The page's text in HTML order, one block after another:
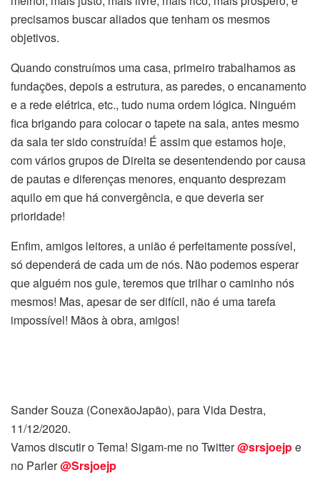
precisamos buscar aliados que tenham os mesmos
objetivos.
Quando construímos uma casa, primeiro trabalhamos as
fundações, depois a estrutura, as paredes, o encanamento
e a rede elétrica, etc., tudo numa ordem lógica. Ninguém
fica brigando para colocar o tapete na sala, antes mesmo
da sala ter sido construída! É assim que estamos hoje,
com vários grupos de Direita se desentendendo por causa
de pautas e diferenças menores, enquanto desprezam
aquilo em que há convergência, e que deveria ser
prioridade!
Enfim, amigos leitores, a união é perfeitamente possível,
só dependerá de cada um de nós. Não podemos esperar
que alguém nos guie, teremos que trilhar o caminho nós
mesmos! Mas, apesar de ser difícil, não é uma tarefa
impossível! Mãos à obra, amigos!
Sander Souza (ConexãoJapão), para Vida Destra,
11/12/2020.
Vamos discutir o Tema! Sigam-me no Twitter@srsjoejpe
no Parler@Srsjoejp